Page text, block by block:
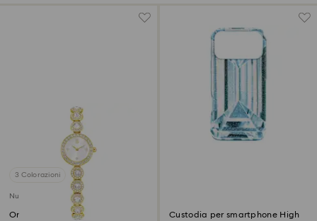
3 Colorazioni
Nuovo
Orologio Una Angelic Custodia per smartphone High